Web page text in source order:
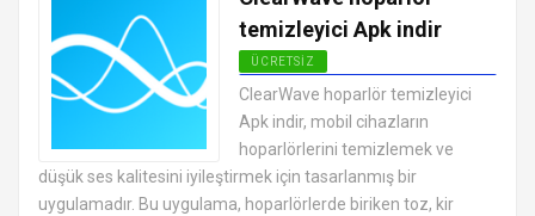
temizleyici Apk indir
ÜCRETSIZ
ANDROID SES VE VIDEO
UYGULAMALARI APK
ClearWave hoparlör temizleyici
Apk indir, mobil cihazların
hoparlörlerini temizlemek ve
düşük ses kalitesini iyileştirmek için tasarlanmış bir
uygulamadır. Bu uygulama, hoparlörlerde biriken toz, kir